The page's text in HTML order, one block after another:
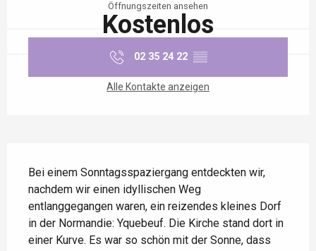
Öffnungszeiten ansehen
Kostenlos
02 35 24 22 ▒▒
Alle Kontakte anzeigen
Bei einem Sonntagsspaziergang entdeckten wir,
nachdem wir einen idyllischen Weg
entlanggegangen waren, ein reizendes kleines Dorf
in der Normandie: Yquebeuf. Die Kirche stand dort in
einer Kurve. Es war so schön mit der Sonne, dass